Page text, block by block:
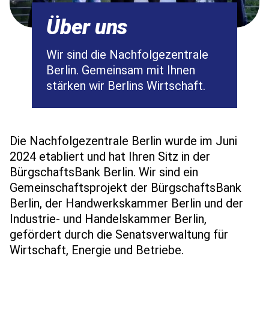
Über uns
Wir sind die Nachfolgezentrale
Berlin. Gemeinsam mit Ihnen
stärken wir Berlins Wirtschaft.
Die Nachfolgezentrale Berlin wurde im Juni
2024 etabliert und hat Ihren Sitz in der
BürgschaftsBank Berlin. Wir sind ein
Gemeinschaftsprojekt der BürgschaftsBank
Berlin, der Handwerkskammer Berlin und der
Industrie- und Handelskammer Berlin,
gefördert durch die Senatsverwaltung für
Wirtschaft, Energie und Betriebe.